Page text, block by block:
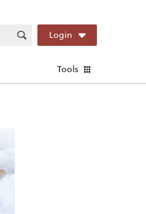
Login
Tools